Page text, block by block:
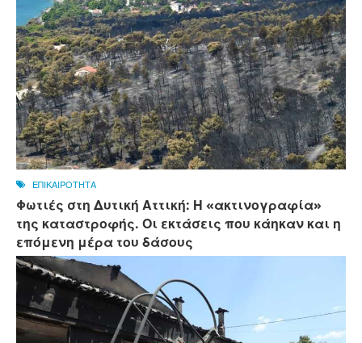
ΕΠΙΚΑΙΡΟΤΗΤΑ
Φωτιές στη Δυτική Αττική: Η «ακτινογραφία»
της καταστροφής. Οι εκτάσεις που κάηκαν και η
επόμενη μέρα του δάσους